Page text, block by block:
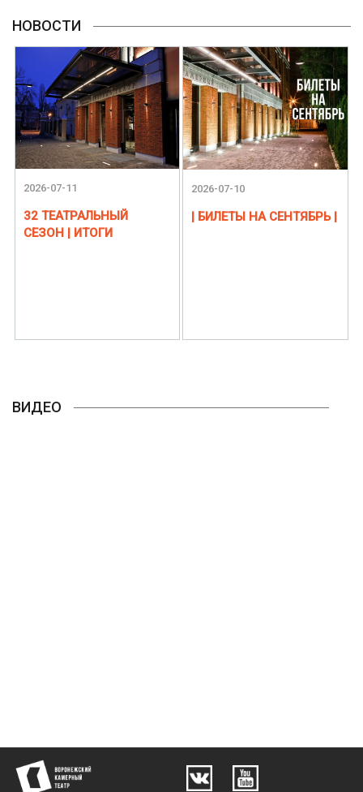
НОВОСТИ
2026-07-11
32 ТЕАТРАЛЬНЫЙ
СЕЗОН | ИТОГИ
2026-07-10
| БИЛЕТЫ НА СЕНТЯБРЬ |
ВИДЕО